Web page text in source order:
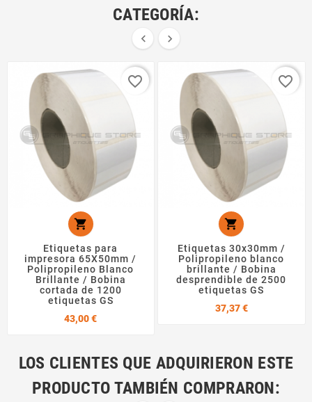
CATEGORÍA:
 

Etiquetas para
impresora 65X50mm /
Polipropileno Blanco
Brillante / Bobina
cortada de 1200
etiquetas GS
43,00 €Precio
favorite_border

Etiquetas 30x30mm /
Polipropileno blanco
brillante / Bobina
desprendible de 2500
etiquetas GS
37,37 €Precio
favorite_border
LOS CLIENTES QUE ADQUIRIERON ESTE
PRODUCTO TAMBIÉN COMPRARON: